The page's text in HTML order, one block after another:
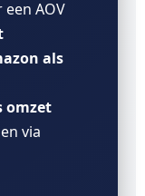
AOV
als
omzet
via